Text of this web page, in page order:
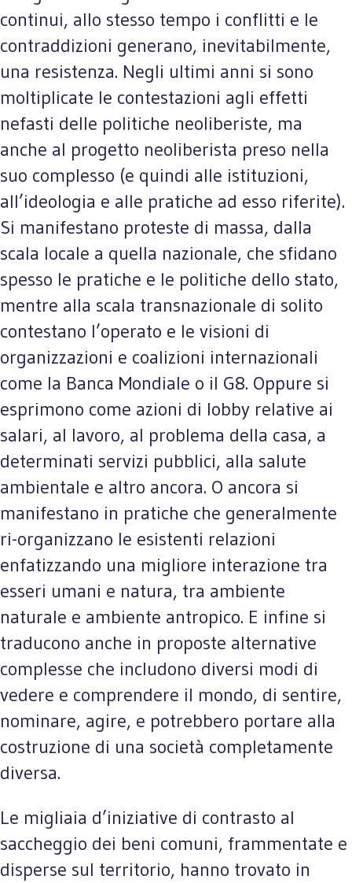
continui, allo stesso tempo i conflitti e le
contraddizioni generano, inevitabilmente,
una resistenza. Negli ultimi anni si sono
moltiplicate le contestazioni agli effetti
nefasti delle politiche neoliberiste, ma
anche al progetto neoliberista preso nella
suo complesso (e quindi alle istituzioni,
all’ideologia e alle pratiche ad esso riferite).
Si manifestano proteste di massa, dalla
scala locale a quella nazionale, che sfidano
spesso le pratiche e le politiche dello stato,
mentre alla scala transnazionale di solito
contestano l’operato e le visioni di
organizzazioni e coalizioni internazionali
come la Banca Mondiale o il G8. Oppure si
esprimono come azioni di lobby relative ai
salari, al lavoro, al problema della casa, a
determinati servizi pubblici, alla salute
ambientale e altro ancora. O ancora si
manifestano in pratiche che generalmente
ri-organizzano le esistenti relazioni
enfatizzando una migliore interazione tra
esseri umani e natura, tra ambiente
naturale e ambiente antropico. E infine si
traducono anche in proposte alternative
complesse che includono diversi modi di
vedere e comprendere il mondo, di sentire,
nominare, agire, e potrebbero portare alla
costruzione di una società completamente
diversa.
Le migliaia d’iniziative di contrasto al
saccheggio dei beni comuni, frammentate e
disperse sul territorio, hanno trovato in